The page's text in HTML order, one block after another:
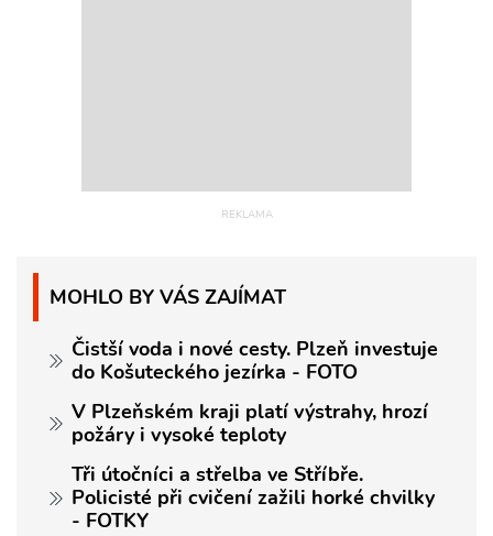
MOHLO BY VÁS ZAJÍMAT
Čistší voda i nové cesty. Plzeň investuje
do Košuteckého jezírka - FOTO
V Plzeňském kraji platí výstrahy, hrozí
požáry i vysoké teploty
Tři útočníci a střelba ve Stříbře.
Policisté při cvičení zažili horké chvilky
- FOTKY